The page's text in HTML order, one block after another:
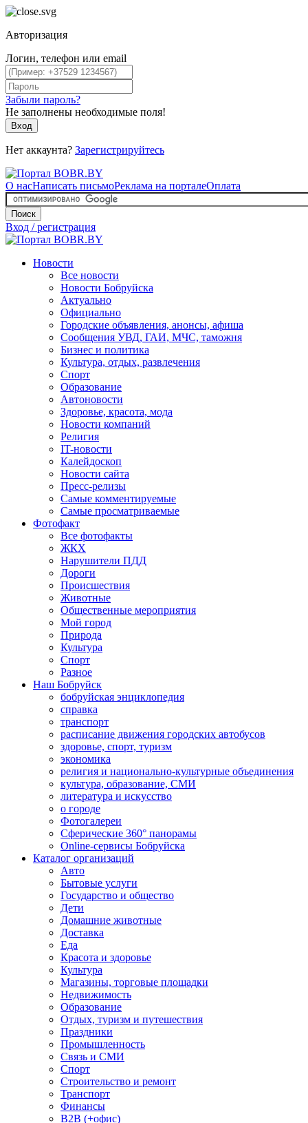
Авторизация
Логин, телефон или email
Забыли пароль?
Не заполнены необходимые поля!
Вход
Нет аккаунта? Зарегистрируйтесь
О насНаписать письмоРеклама на порталеОплата
Поиск
Вход / регистрация
Новости
Все новости
Новости Бобруйска
Актуально
Официально
Городские объявления, анонсы, афиша
Сообщения УВД, ГАИ, МЧС, таможня
Бизнес и политика
Культура, отдых, развлечения
Спорт
Образование
Автоновости
Здоровье, красота, мода
Новости компаний
Религия
IT-новости
Калейдоскоп
Новости сайта
Пресс-релизы
Самые комментируемые
Самые просматриваемые
Фотофакт
Все фотофакты
ЖКХ
Нарушители ПДД
Дороги
Происшествия
Животные
Общественные мероприятия
Мой город
Природа
Культура
Спорт
Разное
Наш Бобруйск
бобруйская энциклопедия
справка
транспорт
расписание движения городских автобусов
здоровье, спорт, туризм
экономика
религия и национально-культурные объединения
культура, образование, СМИ
литература и искусство
о городе
Фотогалереи
Сферические 360° панорамы
Online-сервисы Бобруйска
Каталог организаций
Авто
Бытовые услуги
Государство и общество
Дети
Домашние животные
Доставка
Еда
Красота и здоровье
Культура
Магазины, торговые площадки
Недвижимость
Образование
Отдых, туризм и путешествия
Праздники
Промышленность
Связь и СМИ
Спорт
Строительство и ремонт
Транспорт
Финансы
B2B (+офис)